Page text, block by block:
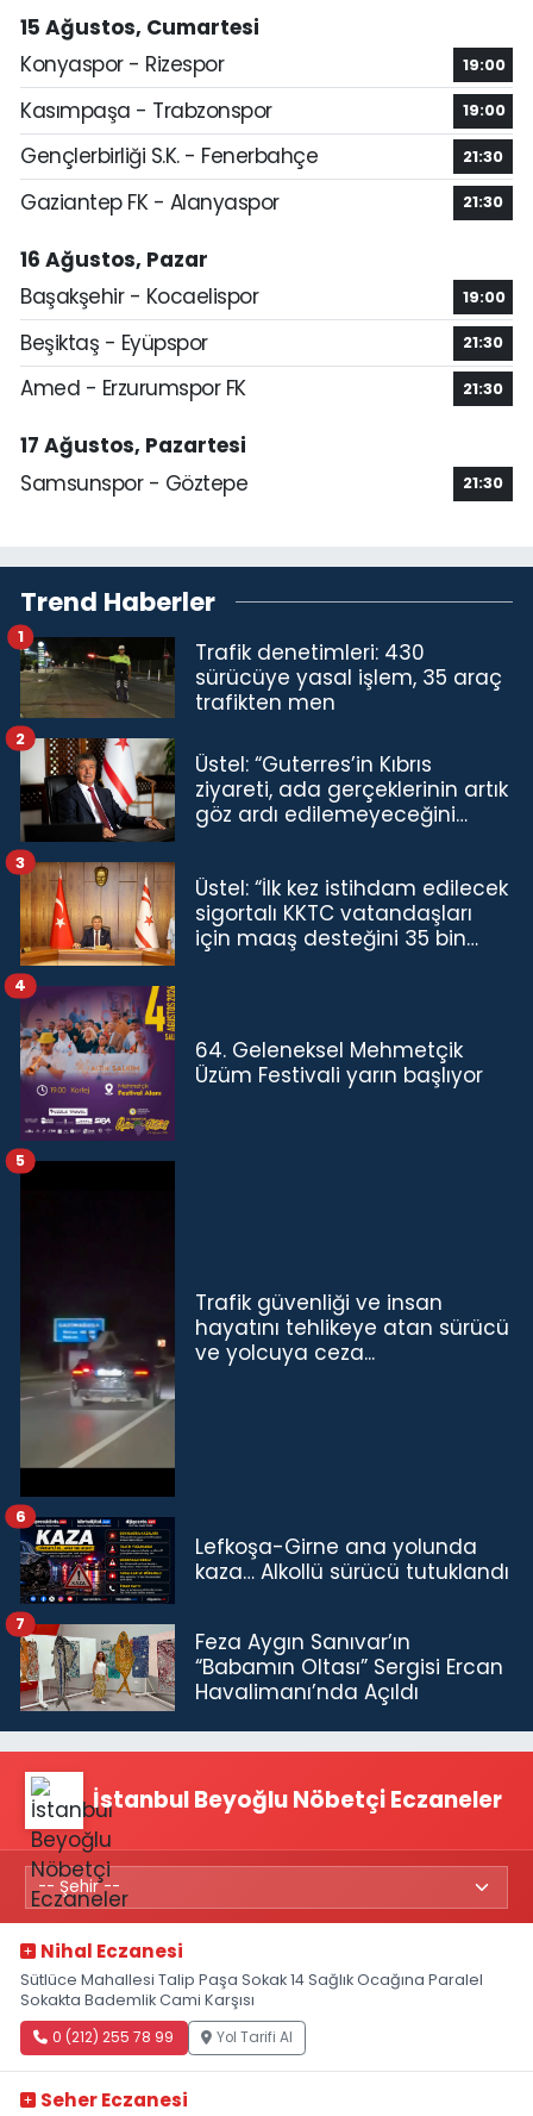
15 Ağustos, Cumartesi
Konyaspor - Rizespor
19:00
Kasımpaşa - Trabzonspor 19:00
Gençlerbirliği S.K. - Fenerbahçe 21:30
Gaziantep FK - Alanyaspor 21:30
16 Ağustos, Pazar
Başakşehir - Kocaelispor
19:00
Beşiktaş - Eyüpspor 21:30
Amed - Erzurumspor FK 21:30
17 Ağustos, Pazartesi
Samsunspor - Göztepe
21:30
Trend Haberler
Trafik denetimleri: 430
sürücüye yasal işlem, 35 araç
trafikten men
1
Üstel: “Guterres’in Kıbrıs
ziyareti, ada gerçeklerinin artık
göz ardı edilemeyeceğini
2
Üstel: “İlk kez istihdam edilecek
sigortalı KKTC vatandaşları
için maaş desteğini 35 bin
3
64. Geleneksel Mehmetçik
Üzüm Festivali yarın başlıyor
4
Trafik güvenliği ve insan
hayatını tehlikeye atan sürücü
ve yolcuya ceza...
5
Lefkoşa-Girne ana yolunda
kaza… Alkollü sürücü tutuklandı
6
Feza Aygın Sanıvar’ın
“Babamın Oltası” Sergisi Ercan
Havalimanı’nda Açıldı
7
İstanbul Beyoğlu Nöbetçi Eczaneler
Nihal Eczanesi
Sütlüce Mahallesi Talip Paşa Sokak 14 Sağlık Ocağına Paralel
Sokakta Bademlik Cami Karşısı
0 (212) 255 78 99 Yol Tarifi Al
Seher Eczanesi